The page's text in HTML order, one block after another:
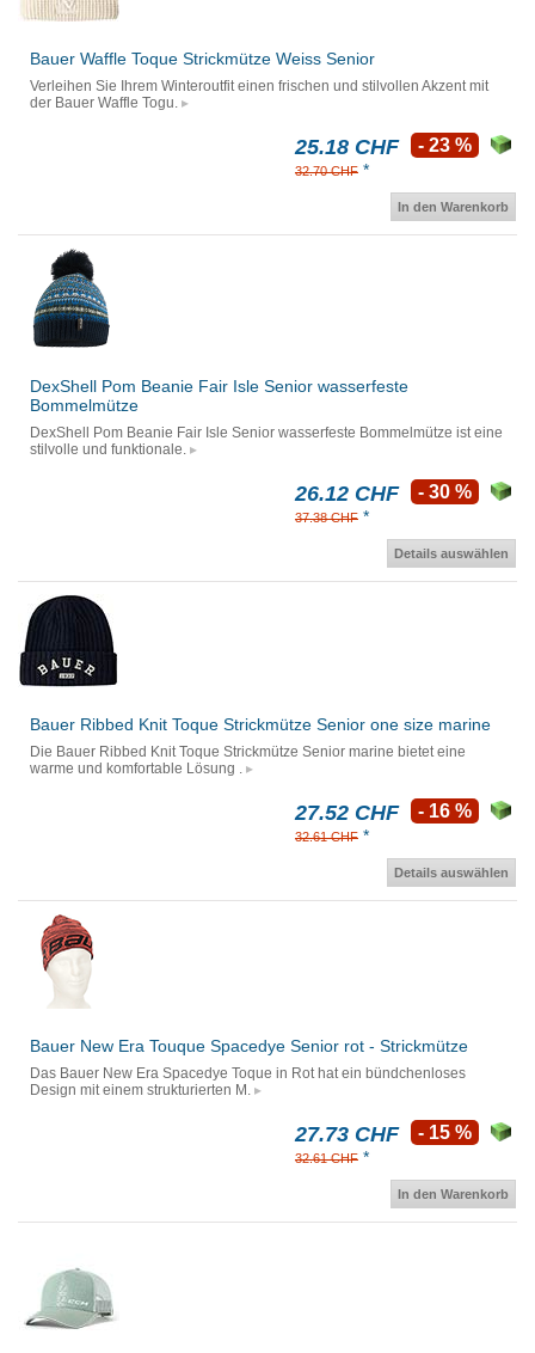
Bauer Waffle Toque Strickmütze Weiss Senior
Verleihen Sie Ihrem Winteroutfit einen frischen und stilvollen Akzent mit
der Bauer Waffle Togu.
25.18 CHF
32.70 CHF *
- 23 %
In den Warenkorb
DexShell Pom Beanie Fair Isle Senior wasserfeste
Bommelmütze
DexShell Pom Beanie Fair Isle Senior wasserfeste Bommelmütze ist eine
stilvolle und funktionale.
26.12 CHF
37.38 CHF *
- 30 %
Details auswählen
Bauer Ribbed Knit Toque Strickmütze Senior one size marine
Die Bauer Ribbed Knit Toque Strickmütze Senior marine bietet eine
warme und komfortable Lösung .
27.52 CHF
32.61 CHF *
- 16 %
Details auswählen
Bauer New Era Touque Spacedye Senior rot - Strickmütze
Das Bauer New Era Spacedye Toque in Rot hat ein bündchenloses
Design mit einem strukturierten M.
27.73 CHF
32.61 CHF *
- 15 %
In den Warenkorb